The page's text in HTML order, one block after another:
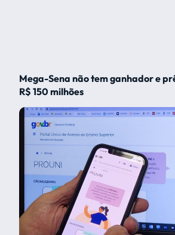
Mega-Sena não tem ganhador e
R$ 150 milhões